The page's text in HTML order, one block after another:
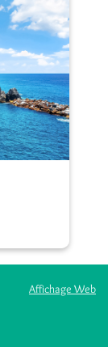
Affichage Web